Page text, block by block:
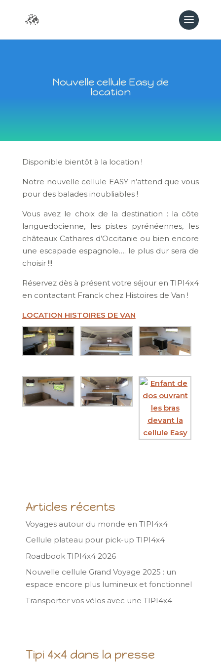
Nouvelle cellule Easy de
location
Disponible bientôt à la location !
Notre nouvelle cellule EASY n’attend que vous
pour des balades inoubliables !
Vous avez le choix de la destination : la côte
languedocienne, les pistes pyrénéennes, les
châteaux Cathares d’Occitanie ou bien encore
une escapade espagnole…. le plus dur sera de
choisir !!!
Réservez dès à présent votre séjour en TIPI4x4
en contactant Franck chez Histoires de Van !
LOCATION HISTOIRES DE VAN
Articles récents
Voyages autour du monde en TIPI4x4
Cellule plateau pour pick-up TIPI4x4
Roadbook TIPI4x4 2026
Nouvelle cellule Grand Voyage 2025 : un
espace encore plus lumineux et fonctionnel
Transporter vos vélos avec une TIPI4x4
Tipi 4x4 dans la presse